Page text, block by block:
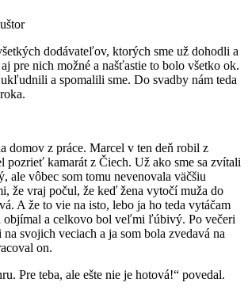
dodávateľov, ktorých sme už dohodli a
pre nich možné a našťastie to bolo všetko ok.
a spomalili sme. Do svadby nám teda
domov z práce. Marcel v ten deň robil z
pozrieť kamarát z Čiech. Už ako sme sa zvítali
ale vôbec som tomu nevenovala väčšiu
že vraj počul, že keď žena vytočí muža do
A že to vie na isto, lebo ja ho teda vytáčam
objímal a celkovo bol veľmi ľúbivý. Po večeri
svojich veciach a ja som bola zvedavá na
on.
Pre teba, ale ešte nie je hotová!“ povedal.